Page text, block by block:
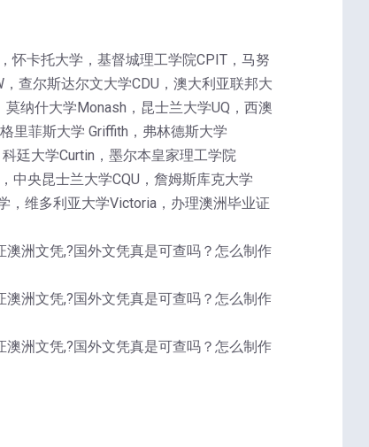
怀卡托大学，基督城理工学院CPIT，马努
查尔斯达尔文大学CDU，澳大利亚联邦大
纳什大学Monash，昆士兰大学UQ，西澳
里菲斯大学 Griffith，弗林德斯大学
廷大学Curtin，墨尔本皇家理工学院
中央昆士兰大学CQU，詹姆斯库克大学
，维多利亚大学Victoria，办理澳洲毕业证
澳洲文凭,?国外文凭真是可查吗？怎么制作
澳洲文凭,?国外文凭真是可查吗？怎么制作
澳洲文凭,?国外文凭真是可查吗？怎么制作